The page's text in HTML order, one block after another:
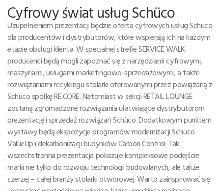
Cyfrowy świat usług Schüco
Uzupełnieniem prezentacji będzie oferta cyfrowych usług Schüco
dla producentów i dystrybutorów, które wspierają ich na każdym
etapie obsługi klienta. W specjalnej strefie SERVICE WALK
producenci będą mogli zapoznać się z narzędziami cyfrowymi,
maszynami, usługami marketingowo-sprzedażowymi, a także
rozwiązaniami recyklingu stolarki oferowanymi przez powiązaną z
Schüco spółkę RE:CORE. Natomiast w sekcji RETAIL LOUNGE
zostaną zgromadzone rozwiązania ułatwiające dystrybutorom
prezentację i sprzedaż rozwiązań Schüco. Dodatkowym punktem
wystawy będą ekspozycje programów modernizacji Schüco
ValueUp i dekarbonizacji budynków Carbon Control. Tak
wszechstronna prezentacja pokazuje kompleksowe podejście
marki nie tylko do rozwoju technologii budowlanych, ale także
szerzej – całej branży stolarki otworowej. Warto zainspirować się